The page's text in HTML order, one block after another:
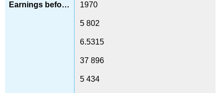
1970
5 802
6.5315
37 896
5 434